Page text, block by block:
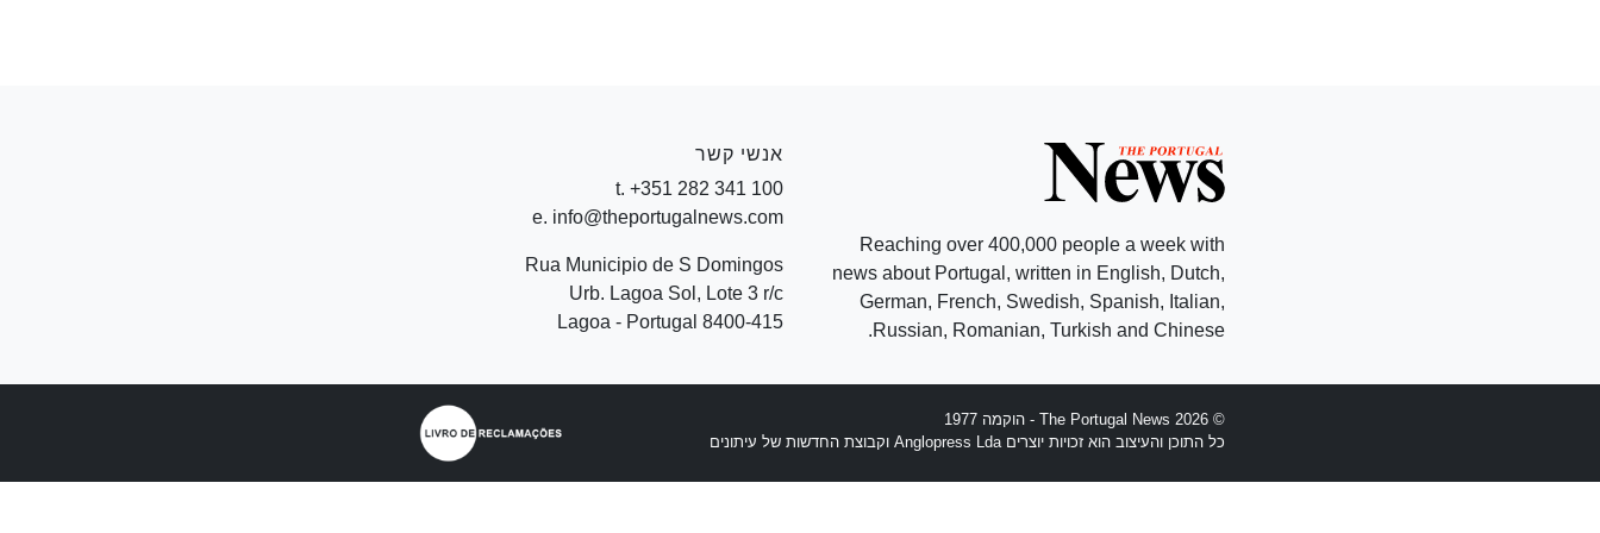
Reaching over 400,000 people a week with
news about Portugal, written in English, Dutch,
German, French, Swedish, Spanish, Italian,
Russian, Romanian, Turkish and Chinese.
אנשי קשר
t. +351 282 341 100
e. info@theportugalnews.com
Rua Municipio de S Domingos
Urb. Lagoa Sol, Lote 3 r/c
8400-415 Lagoa - Portugal
© 2026 The Portugal News - הוקמה 1977
כל התוכן והעיצוב הוא זכויות יוצרים Anglopress Lda וקבוצת החדשות של עיתונים